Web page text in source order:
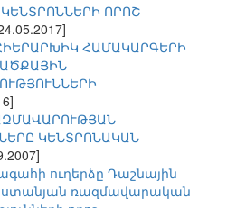
ՈՐՈՇ
ՀԱՄԱԿԱՐԳԵՐԻ
ԿԵՆՏՐՈՆԱԿԱՆ
ուղերձը Դաշնային
ռազմավարական